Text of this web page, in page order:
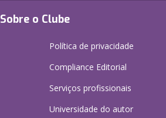
Sobre o Clube
Política de privacidade
Compliance Editorial
Serviços profissionais
Universidade do autor